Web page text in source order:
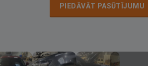
PIEDĀVĀT PASŪTĪJUMU